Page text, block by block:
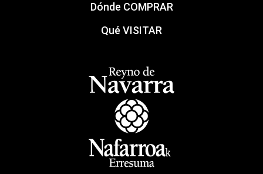
Dónde COMPRAR
Qué VISITAR